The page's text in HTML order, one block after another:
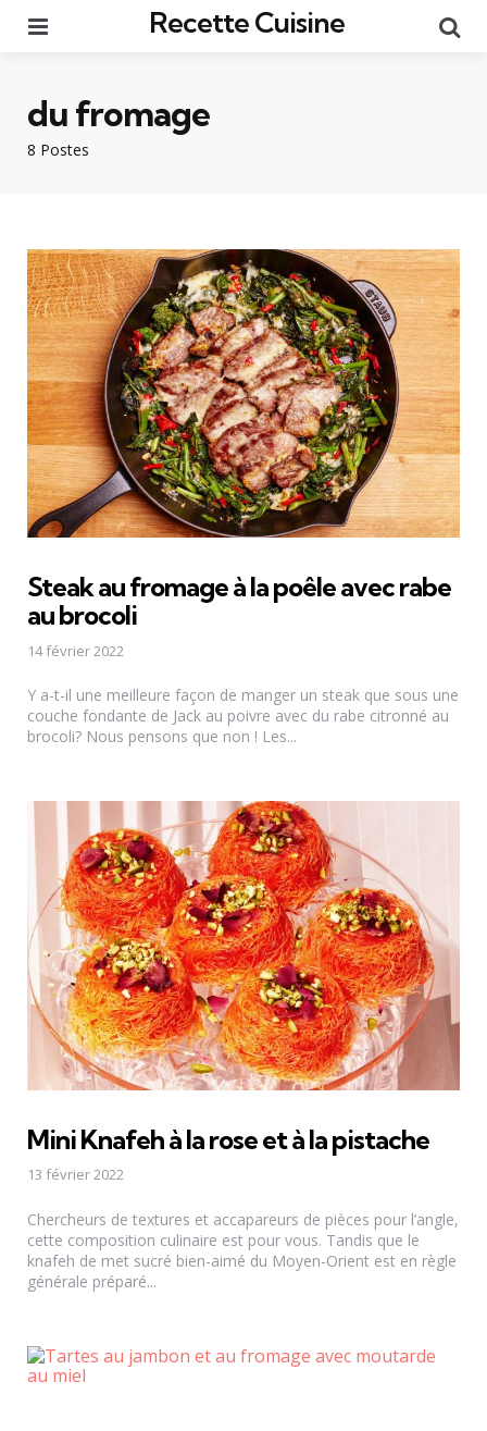
Recette Cuisine
8 Postes
du fromage
Steak au fromage à la poêle avec rabe
au brocoli
14 février 2022
Y a-t-il une meilleure façon de manger un steak que sous une
couche fondante de Jack au poivre avec du rabe citronné au
brocoli? Nous pensons que non ! Les...
Mini Knafeh à la rose et à la pistache
13 février 2022
Chercheurs de textures et accapareurs de pièces pour l’angle,
cette composition culinaire est pour vous. Tandis que le
knafeh de met sucré bien-aimé du Moyen-Orient est en règle
générale préparé...